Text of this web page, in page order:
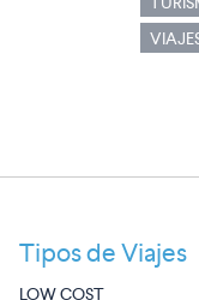
Tipos de Viajes
LOW COST